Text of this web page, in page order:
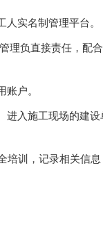
实名制管理平台。
理负直接责任，配
户。
进入施工现场的建
培训，记录相关信